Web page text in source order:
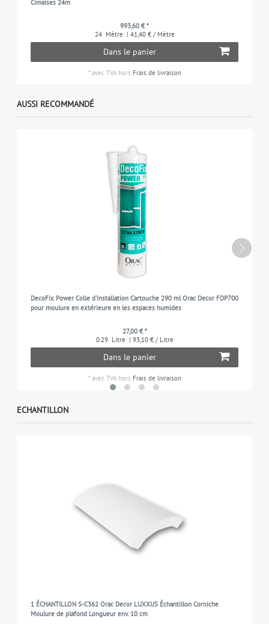
Cimaises 24m
993,60 € *
24 Mètre | 41,40 € / Mètre
Dans le panier
*avec TVAhors Frais de livraison
AUSSI RECOMMANDÉ
DecoFix Power Colle d'installation Cartouche 290 ml Orac Decor FDP700
pour moulure en extérieure en les espaces humides
27,00 € *
0.29 Litre | 93,10 € / Litre
Dans le panier
*avec TVAhors Frais de livraison
ECHANTILLON
1 ÉCHANTILLON S-C362 Orac Decor LUXXUS Échantillon Corniche
Moulure de plafond Longueur env. 10 cm